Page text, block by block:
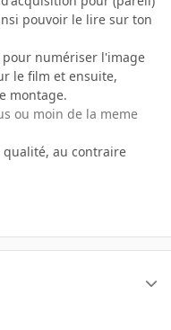
pouvoir le lire sur ton
numériser l'image
le film et ensuite,
montage.
ou moin de la meme
qualité, au contraire